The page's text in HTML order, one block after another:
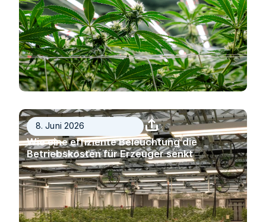
8. Juni 2026
Wie eine effiziente Beleuchtung die
Betriebskosten für Erzeuger senkt